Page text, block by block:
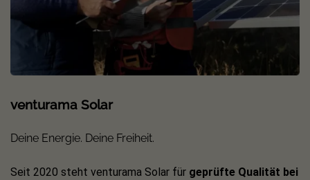
venturama Solar
Deine Energie. Deine Freiheit.
Seit 2020 steht venturama Solar für geprüfte Qualität bei